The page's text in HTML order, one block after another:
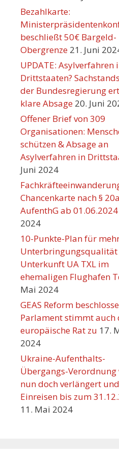
Bezahlkarte:
beschließt 50€ Bargeld-
Obergrenze 21. Juni
UPDATE: Asylverfahren
Drittstaaten?
der Bundesregierung
klare Absage 20. Juni
Offener Brief von 309
Organisationen:
schützen & Absage an
Asylverfahren in
Juni 2024
Chancenkarte nach §
AufenthG ab 01.06.2024
2024
10-Punkte-Plan für
Unterbringungsqualität
Unterkunft UA TXL im
ehemaligen Flughafen
Mai 2024
GEAS Reform
Parlament stimmt auch
europäische Rat zu 17.
2024
Ukraine-Aufenthalts-
Übergangs-
nun doch verlängert
Einreisen bis zum
11. Mai 2024